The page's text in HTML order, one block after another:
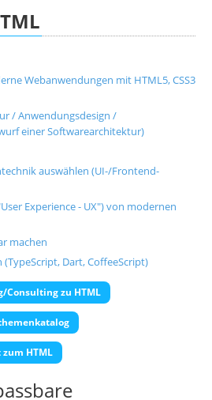
Schulungen
Webanwendungen mit HTML5, CSS3
/ Anwendungsdesign /
einer Softwarearchitektur)
auswählen (UI-/Frontend-
Experience - UX") von modernen
machen
(TypeScript, Dart, CoffeeScript)
Consulting zu HTML
HTML